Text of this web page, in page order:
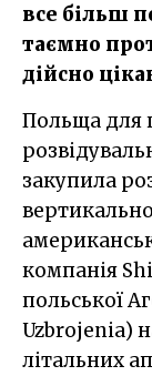
все більш
таємно
дійсно
Польща для посилення своїх
закупила
компанія
польської
Uzbrojenia)
літальних